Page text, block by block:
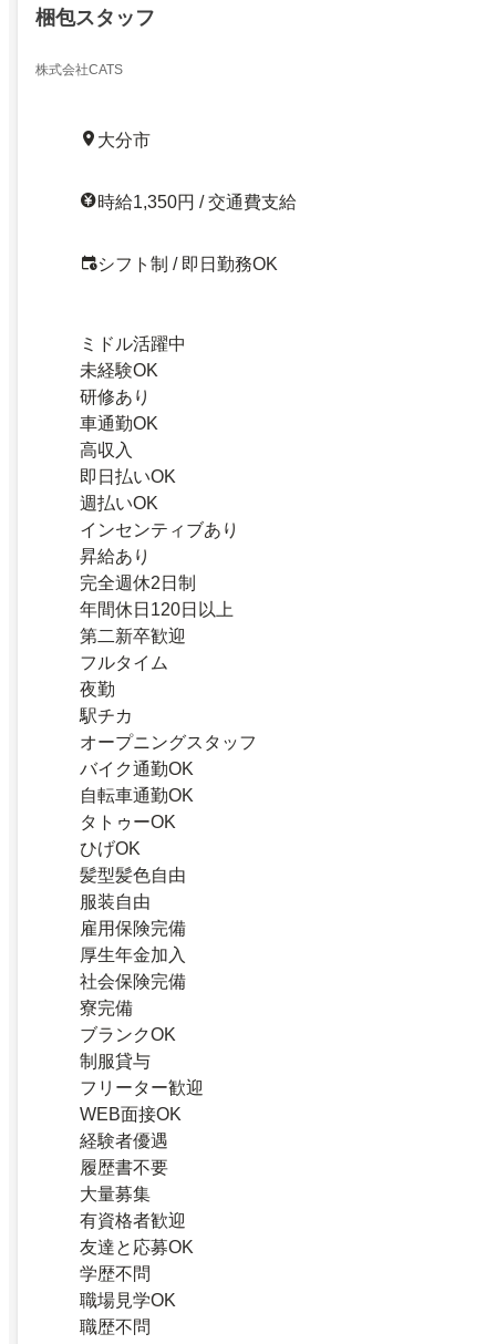
梱包スタッフ
株式会社CATS
大分市
時給1,350円 / 交通費支給
シフト制 / 即日勤務OK
ミドル活躍中
未経験OK
研修あり
車通勤OK
高収入
即日払いOK
週払いOK
インセンティブあり
昇給あり
完全週休2日制
年間休日120日以上
第二新卒歓迎
フルタイム
夜勤
駅チカ
オープニングスタッフ
バイク通勤OK
自転車通勤OK
タトゥーOK
ひげOK
髪型髪色自由
服装自由
雇用保険完備
厚生年金加入
社会保険完備
寮完備
ブランクOK
制服貸与
フリーター歓迎
WEB面接OK
経験者優遇
履歴書不要
大量募集
有資格者歓迎
友達と応募OK
学歴不問
職場見学OK
職歴不問